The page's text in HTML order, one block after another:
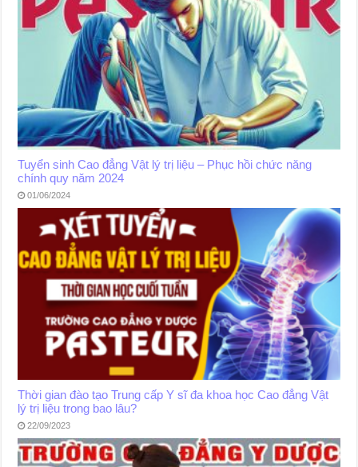
Tuyển sinh Cao đẳng Vật lý trị liệu – Phục hồi chức năng
chính quy năm 2024
01/06/2024
Thời gian đào tạo Trung cấp Y sĩ đa khoa học Cao đẳng Vật
lý trị liệu trong bao lâu?
22/09/2023